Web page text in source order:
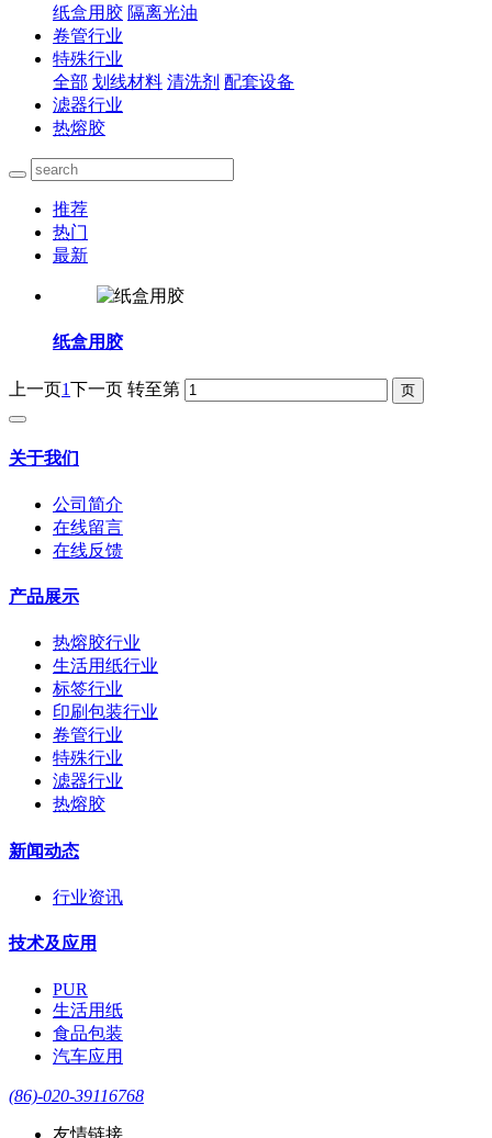
纸盒用胶 隔离光油
卷管行业
特殊行业
全部 划线材料 清洗剂 配套设备
滤器行业
热熔胶
推荐
热门
最新
纸盒用胶
上一页1下一页 转至第
关于我们
公司简介
在线留言
在线反馈
产品展示
热熔胶行业
生活用纸行业
标签行业
印刷包装行业
卷管行业
特殊行业
滤器行业
热熔胶
新闻动态
行业资讯
技术及应用
PUR
生活用纸
食品包装
汽车应用
(86)-020-39116768
友情链接